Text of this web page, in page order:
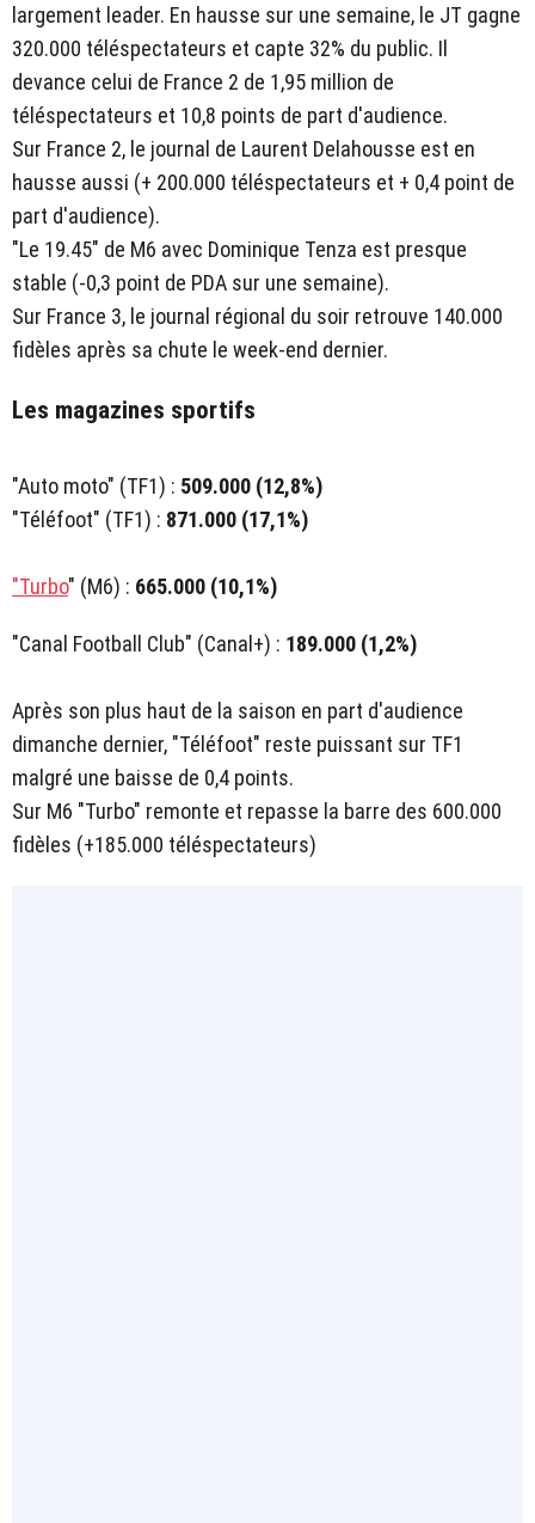
largement leader. En hausse sur une semaine, le JT gagne
320.000 téléspectateurs et capte 32% du public. Il
devance celui de France 2 de 1,95 million de
téléspectateurs et 10,8 points de part d'audience.
Sur France 2, le journal de Laurent Delahousse est en
hausse aussi (+ 200.000 téléspectateurs et + 0,4 point de
part d'audience).
"Le 19.45" de M6 avec Dominique Tenza est presque
stable (-0,3 point de PDA sur une semaine).
Sur France 3, le journal régional du soir retrouve 140.000
fidèles après sa chute le week-end dernier.
Les magazines sportifs
"Auto moto" (TF1) : 509.000 (12,8%)
"Téléfoot" (TF1) : 871.000 (17,1%)
"Turbo" (M6) : 665.000 (10,1%)
"Canal Football Club" (Canal+) : 189.000 (1,2%)
Après son plus haut de la saison en part d'audience
dimanche dernier, "Téléfoot" reste puissant sur TF1
malgré une baisse de 0,4 points.
Sur M6 "Turbo" remonte et repasse la barre des 600.000
fidèles (+185.000 téléspectateurs)